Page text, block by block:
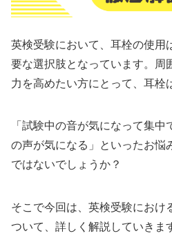
英検受験において、耳栓の使用
要な選択肢となっています。周
力を高めたい方にとって、耳栓
「試験中の音が気になって集
の声が気になる」といったお悩
ではないでしょうか？
そこで今回は、英検受験におけ
ついて、詳しく解説していきま